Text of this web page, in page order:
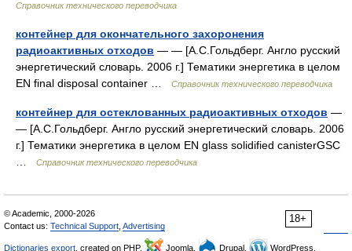
Справочник технического переводчика
контейнер для окончательного захоронения
радиоактивных отходов — — [А.С.Гольдберг. Англо русский
энергетический словарь. 2006 г.] Тематики энергетика в целом
EN final disposal container …
Справочник технического переводчика
контейнер для остеклованных радиоактивных отходов —
— [А.С.Гольдберг. Англо русский энергетический словарь. 2006
г.] Тематики энергетика в целом EN glass solidified canisterGSC
Справочник технического переводчика
18+
© Academic, 2000-2026
Contact us: Technical Support Advertising
Dictionaries export , created on PHP, Joomla, Drupal,
WordPress,